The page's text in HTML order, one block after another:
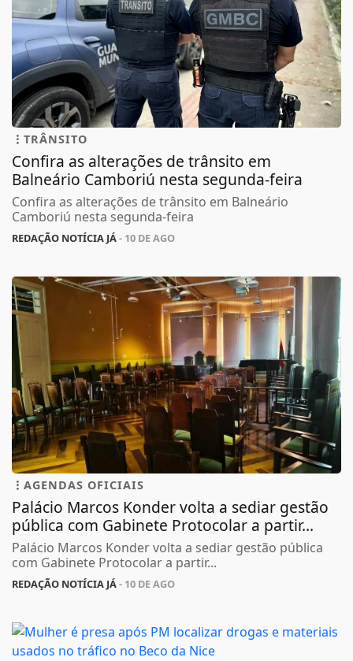
TRÂNSITO
Confira as alterações de trânsito em
Balneário Camboriú nesta segunda-feira
Confira as alterações de trânsito em Balneário
Camboriú nesta segunda-feira
REDAÇÃO NOTÍCIA JÁ- 10 DE AGO
AGENDAS OFICIAIS
Palácio Marcos Konder volta a sediar gestão
pública com Gabinete Protocolar a partir...
Palácio Marcos Konder volta a sediar gestão pública
com Gabinete Protocolar a partir...
REDAÇÃO NOTÍCIA JÁ- 10 DE AGO